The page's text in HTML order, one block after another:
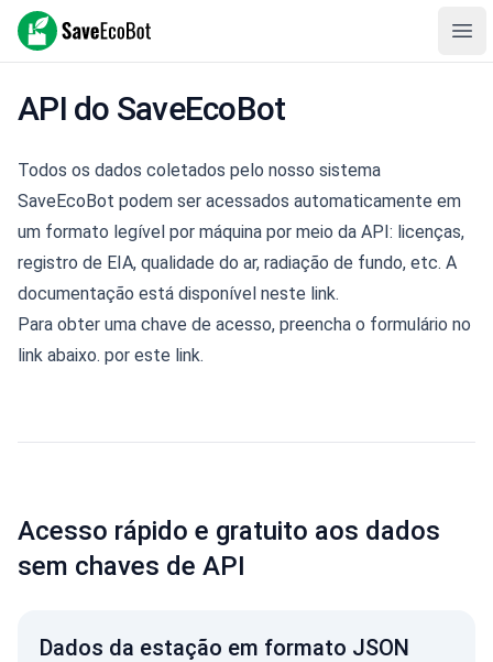
SaveEcoBot
API do SaveEcoBot
Todos os dados coletados pelo nosso sistema
SaveEcoBot podem ser acessados automaticamente em
um formato legível por máquina por meio da API: licenças,
registro de EIA, qualidade do ar, radiação de fundo, etc. A
documentação está disponível neste link.
Para obter uma chave de acesso, preencha o formulário no
link abaixo. por este link.
Acesso rápido e gratuito aos dados
sem chaves de API
Dados da estação em formato JSON